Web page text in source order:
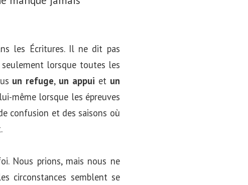
les Écritures. Il ne dit pas
lorsque toutes les
un refuge, un appui et un
même lorsque les épreuves
confusion et des saisons où
Nous prions, mais nous ne
circonstances semblent se